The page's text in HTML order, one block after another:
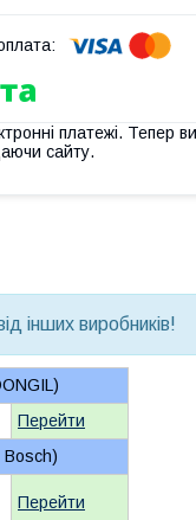
платежі. Тепер
сайту.
інших виробників!
Перейти
Bosch)
Перейти